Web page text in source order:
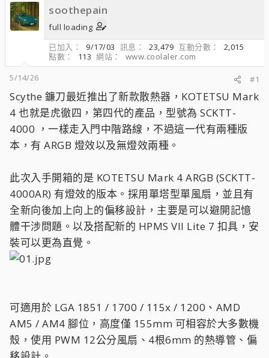
soothepain
full loading
已加入
9/17/03 訊息 23,479 互動分數
2,015
點數
113 網站
www.coolaler.com
5/14/26
#1
Scythe 鐮刀最近推出了新款散熱器，KOTETSU Mark
4 也就是虎徹四，第四代的產品，型號為 SCKTT-
4000 ，一樣走入門中階路線，不過這一代有兩種版
本，有 ARGB 燈效以及無燈效兩種。
此次入手開箱的是 KOTETSU Mark 4 ARGB (SCKTT-
4000AR) 有燈效的版本。採用單塔型單風扇，並且有
全新向後加上向上的偏移設計，主要是可以避開記憶
體干涉問題。以及搭配新的 HPMS VII Lite 7 扣具，安
裝可以更為直覺。
可適用於 LGA 1851 / 1700 / 115x / 1200、AMD
AM5 / AM4 腳位，高度僅 155mm 可相容於大多數機
殼，使用 PWM 12公分風扇、4根6mm 的熱導管、偏